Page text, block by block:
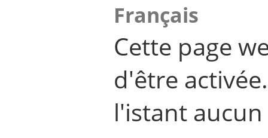
Français
Cette page
d'être
l'istant